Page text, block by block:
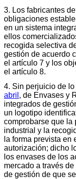
3. Los fabricantes
obligaciones
en un sistema
ellos
recogida selectiva
gestión de acuerdo
el artículo 7 y los
el artículo 8.
4. Sin perjuicio de
abril , de Envases y
integrados de
un logotipo
comprobarse que la
industrial y la
la forma prevista en
autorización; dicho
los envases de los
mercado a través
de gestión de que